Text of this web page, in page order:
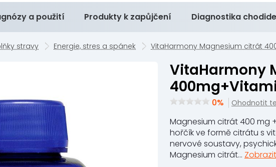
a použití Produkty k zapůjčení Diagnostika
stravy Energie, stres a spánek VitaHarmony Magnesium citrát
VitaHarmony Magnesium citrát
0% Ohodnotit
Magnesium citrát 400 mg
hořčík ve formě citrátu s
nervové soustavy,
Magnesium citrát...